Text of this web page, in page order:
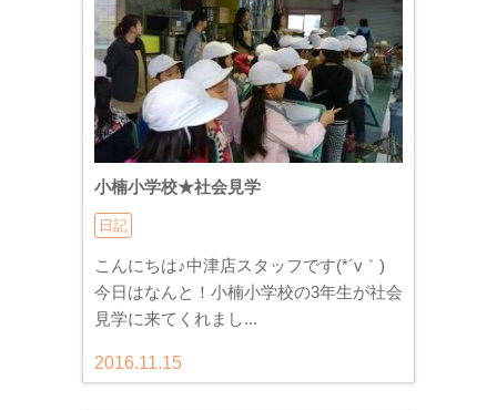
小楠小学校★社会見学
日記
こんにちは♪中津店スタッフです(*´v｀)
今日はなんと！小楠小学校の3年生が社会
見学に来てくれまし...
2016.11.15